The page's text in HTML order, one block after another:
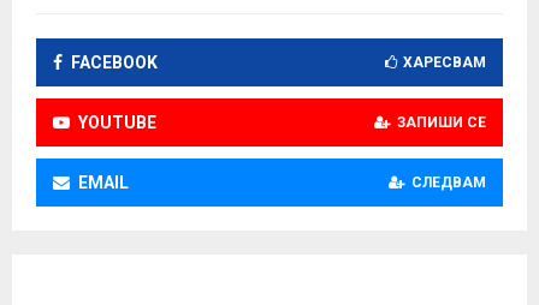
FACEBOOK ХАРЕСВАМ
YOUTUBE ЗАПИШИ СЕ
EMAIL СЛЕДВАМ